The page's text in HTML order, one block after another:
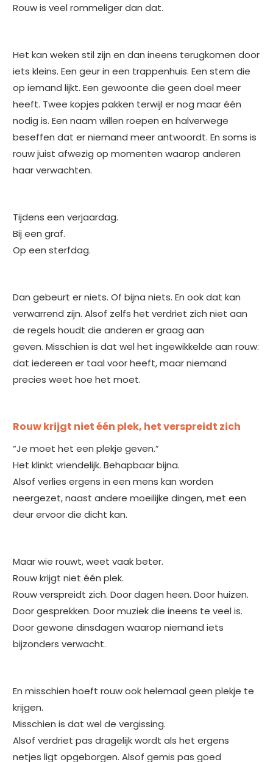
Rouw is veel rommeliger dan dat.
Het kan weken stil zijn en dan ineens terugkomen door
iets kleins. Een geur in een trappenhuis. Een stem die
op iemand lijkt. Een gewoonte die geen doel meer
heeft. Twee kopjes pakken terwijl er nog maar één
nodig is. Een naam willen roepen en halverwege
beseffen dat er niemand meer antwoordt. En soms is
rouw juist afwezig op momenten waarop anderen
haar verwachten.
Tijdens een verjaardag.
Bij een graf.
Op een sterfdag.
Dan gebeurt er niets. Of bijna niets. En ook dat kan
verwarrend zijn. Alsof zelfs het verdriet zich niet aan
de regels houdt die anderen er graag aan
geven. Misschien is dat wel het ingewikkelde aan rouw:
dat iedereen er taal voor heeft, maar niemand
precies weet hoe het moet.
Rouw krijgt niet één plek, het verspreidt zich
“Je moet het een plekje geven.”
Het klinkt vriendelijk. Behapbaar bijna.
Alsof verlies ergens in een mens kan worden
neergezet, naast andere moeilijke dingen, met een
deur ervoor die dicht kan.
Maar wie rouwt, weet vaak beter.
Rouw krijgt niet één plek.
Rouw verspreidt zich. Door dagen heen. Door huizen.
Door gesprekken. Door muziek die ineens te veel is.
Door gewone dinsdagen waarop niemand iets
bijzonders verwacht.
En misschien hoeft rouw ook helemaal geen plekje te
krijgen.
Misschien is dat wel de vergissing.
Alsof verdriet pas dragelijk wordt als het ergens
netjes ligt opgeborgen. Alsof gemis pas goed